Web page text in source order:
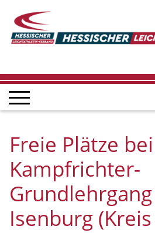
Freie Plätze
Kampfrichter-
Isenburg